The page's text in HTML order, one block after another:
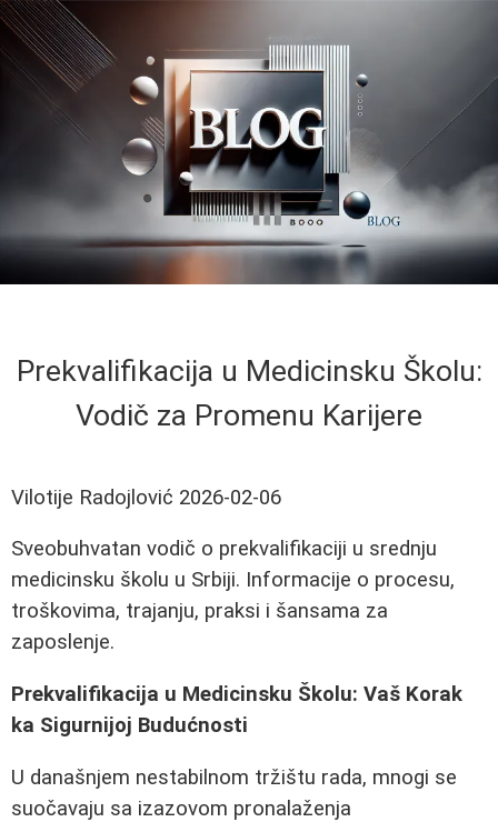
Prekvalifikacija u Medicinsku Školu:
Vodič za Promenu Karijere
Vilotije Radojlović 2026-02-06
Sveobuhvatan vodič o prekvalifikaciji u srednju
medicinsku školu u Srbiji. Informacije o procesu,
troškovima, trajanju, praksi i šansama za
zaposlenje.
Prekvalifikacija u Medicinsku Školu: Vaš Korak
ka Sigurnijoj Budućnosti
U današnjem nestabilnom tržištu rada, mnogi se
suočavaju sa izazovom pronalaženja